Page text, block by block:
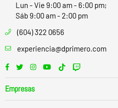
Lun - Vie 9:00 am - 6:00 pm;
Sáb 9:00 am - 2:00 pm
(604) 322 0656
experiencia@dprimero.com
Facebook
TwitterInstagramYouTube
TikTokTwitch
Empresas